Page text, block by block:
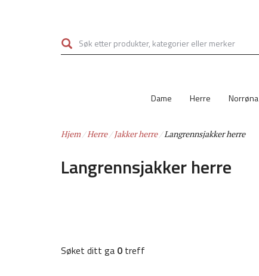
Dame Herre Norrøna
Hjem Herre Jakker herre Langrennsjakker herre
Langrennsjakker herre
Søket ditt ga 0 treff